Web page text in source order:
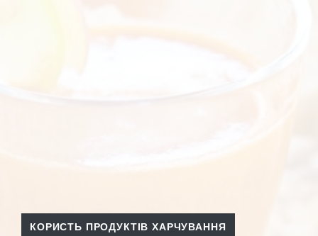
КОРИСТЬ ПРОДУКТІВ ХАРЧУВАННЯ